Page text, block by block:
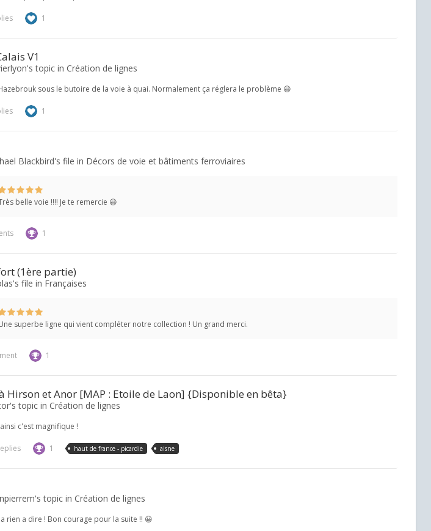
1
V1
topic in Création de lignes
sous le butoire de la voie à quai. Normalement ça réglera le problème 😃
1
Blackbird's file in Décors de voie et bâtiments ferroviaires
belle voie !!!! Je te remercie 😃
1
(1ère partie)
file in Françaises
superbe ligne qui vient compléter notre collection ! Un grand merci.
1
Hirson et Anor [MAP : Etoile de Laon] {Disponible en bêta}
topic in Création de lignes
c'est magnifique !
1 haut de france - picardie aisne
topic in Création de lignes
rien a dire ! Bon courage pour la suite !! 😀